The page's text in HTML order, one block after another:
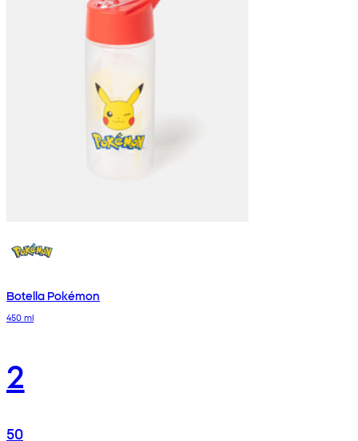
Botella Pokémon
450 ml
2
50